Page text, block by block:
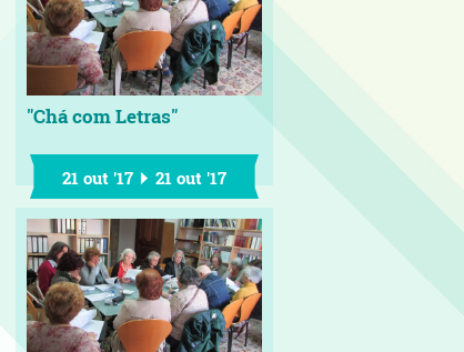
"Chá com Letras"
21 out '17 21 out '17